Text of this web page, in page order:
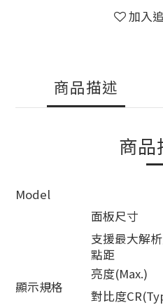
加入
商品描述
商品
Model
顯示規格
面板尺寸
支援最大解
點距
亮度(Max.)
對比度